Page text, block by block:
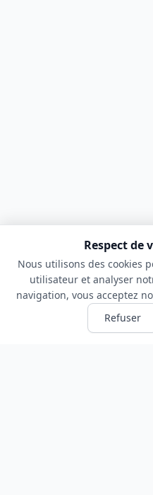
Respect de
Nous utilisons des cookies
utilisateur et analyser
navigation, vous acceptez
Refuser